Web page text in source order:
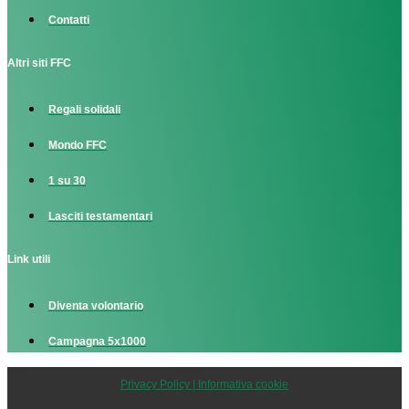
Contatti
Altri siti FFC
Regali solidali
Mondo FFC
1 su 30
Lasciti testamentari
Link utili
Diventa volontario
Campagna 5x1000
Privacy Policy | Informativa cookie